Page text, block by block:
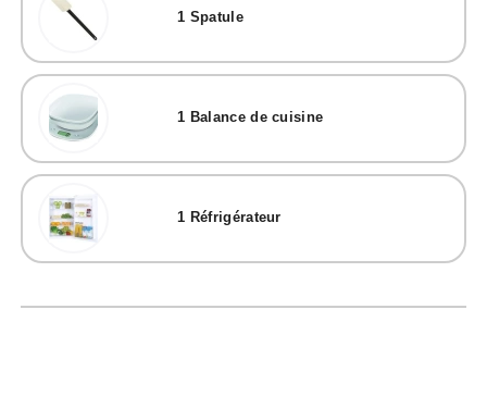
1 Spatule
1 Balance de cuisine
1 Réfrigérateur